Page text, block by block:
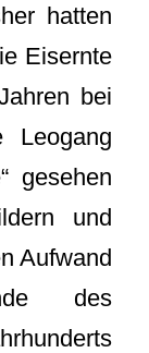
hatten
Eisernte
bei
Leogang
gesehen
und
Aufwand
des